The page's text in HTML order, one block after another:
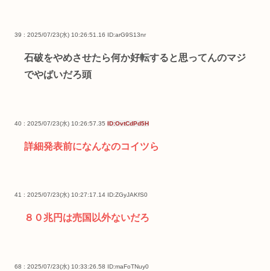
39 : 2025/07/23(水) 10:26:51.16 ID:arG9S13nr
石破をやめさせたら何か好転すると思ってんのマジ
でやばいだろ頭
40 : 2025/07/23(水) 10:26:57.35 ID:OvtCdPd5H
詳細発表前になんなのコイツら
41 : 2025/07/23(水) 10:27:17.14 ID:ZGyJAKfS0
８０兆円は売国以外ないだろ
68 : 2025/07/23(水) 10:33:26.58 ID:maFoTNuy0